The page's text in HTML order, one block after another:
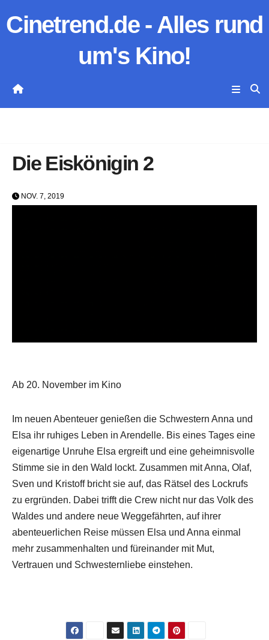
Inhalt
Cinetrend.de - Alles rund
um's Kino!
Die Eiskönigin 2
NOV. 7, 2019
Ab 20. November im Kino
Im neuen Abenteuer genießen die Schwestern Anna und
Elsa ihr ruhiges Leben in Arendelle. Bis eines Tages eine
eigenartige Unruhe Elsa ergreift und eine geheimnisvolle
Stimme sie in den Wald lockt. Zusammen mit Anna, Olaf,
Sven und Kristoff bricht sie auf, das Rätsel des Lockrufs
zu ergründen. Dabei trifft die Crew nicht nur das Volk des
Waldes und andere neue Weggefährten, auf ihrer
abenteuerlichen Reise müssen Elsa und Anna einmal
mehr zusammenhalten und füreinander mit Mut,
Vertrauen und Schwesternliebe einstehen.